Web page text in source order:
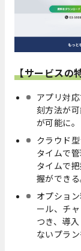
【サービスの
アプリ対
刻方法が
が可能に。
クラウド
タイムで
タイムで
握ができる
オプショ
ール、チ
つき、導
ないプラン